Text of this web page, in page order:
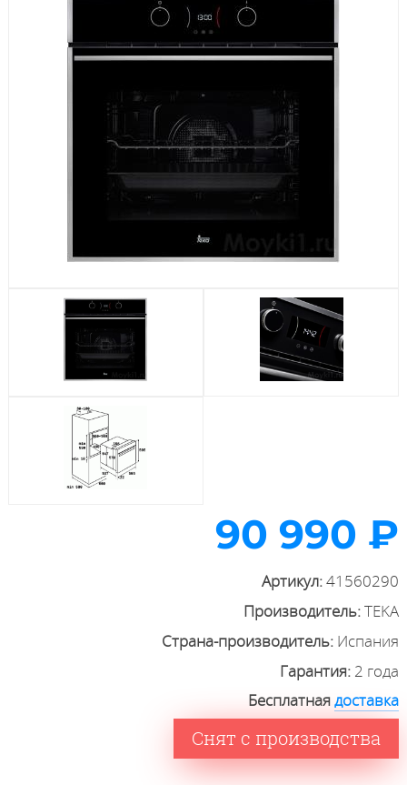
Стиральные машины
90 990 ₽
Артикул:41560290
Производитель:TEKA
Страна-производитель: Испания
Гарантия: 2 года
Бесплатнаядоставка
Снят с производства